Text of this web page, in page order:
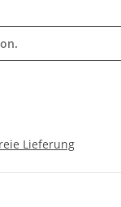
Lieferung